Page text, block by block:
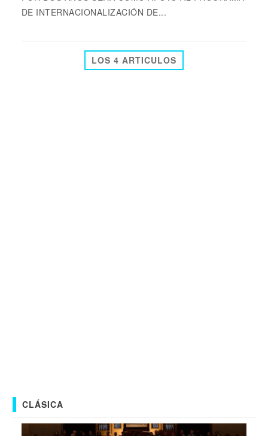
DE INTERNACIONALIZACIÓN DE...
LOS 4 ARTICULOS
CLÁSICA